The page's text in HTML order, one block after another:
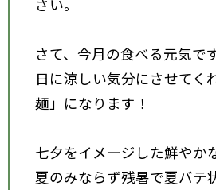
さい。
さて、今月の食べる元気で
日に涼しい気分にさせてく
麺」になります！
七夕をイメージした鮮やか
夏のみならず残暑で夏バテ